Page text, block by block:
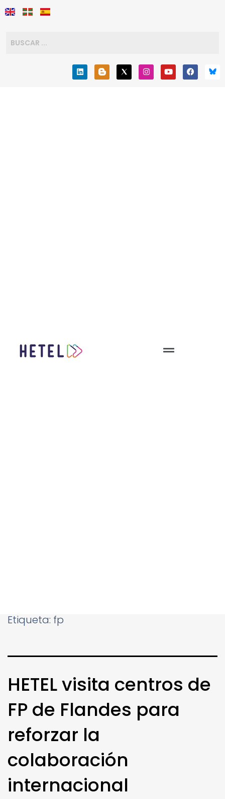
Etiqueta: fp
HETEL visita centros de
FP de Flandes para
reforzar la
colaboración
internacional